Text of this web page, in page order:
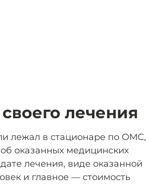
лечения
лежал в стационаре по ОМС,
оказанных медицинских
лечения, виде оказанной
и главное — стоимость